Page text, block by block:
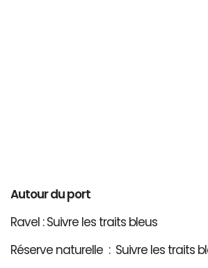
Autour du port
Ravel : Suivre les traits bleus
Réserve naturelle : Suivre les traits